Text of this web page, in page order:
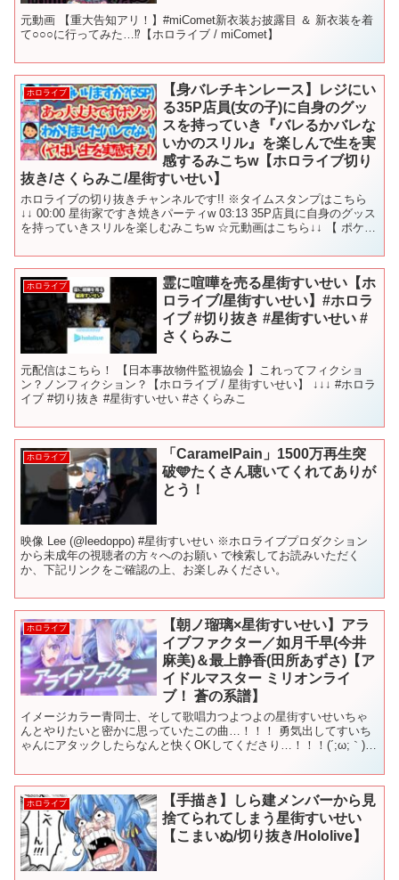
元動画 【重大告知アリ！】#miComet新衣装お披露目 ＆ 新衣装を着
て○○○に行ってみた…⁉【ホロライブ / miComet】
ホロライブ
【身バレチキンレース】レジにい
る35P店員(女の子)に自身のグッ
スを持っていき『バレるかバレな
いかのスリル』を楽しんで生を実
感するみこちw【ホロライブ切り
抜き/さくらみこ/星街すいせい】
ホロライブの切り抜きチャンネルです!! ※タイムスタンプはこちら
↓↓ 00:00 星街家ですき焼きパーティw 03:13 35P店員に自身のグッス
を持っていきスリルを楽しむみこちw ☆元動画はこちら↓↓ 【 ポケモ
ホロライブ
霊に喧嘩を売る星街すいせい【ホ
ロライブ/星街すいせい】#ホロラ
イブ #切り抜き #星街すいせい #
さくらみこ
元配信はこちら！ 【日本事故物件監視協会 】これってフィクショ
ン？ノンフィクション？【ホロライブ / 星街すいせい】 ↓↓↓ #ホロラ
イブ #切り抜き #星街すいせい #さくらみこ
ホロライブ
「CaramelPain」1500万再生突
破🩵たくさん聴いてくれてありが
とう！
映像 Lee (@leedoppo) #星街すいせい ※ホロライブプロダクション
から未成年の視聴者の方々へのお願い で検索してお読みいただく
か、下記リンクをご確認の上、お楽しみください。
ホロライブ
【朝ノ瑠璃×星街すいせい】アラ
イブファクター／如月千早(今井
麻美)＆最上静香(田所あずさ)【ア
イドルマスター ミリオンライ
ブ！ 蒼の系譜】
イメージカラー青同士、そして歌唱力つよつよの星街すいせいちゃ
んとやりたいと密かに思っていたこの曲…！！！ 勇気出してすいち
ゃんにアタックしたらなんと快くOKしてくださり…！！！(´;ω;｀)
ホロライブ
【手描き】しら建メンバーから見
捨てられてしまう星街すいせい
【こまいぬ/切り抜き/Hololive】